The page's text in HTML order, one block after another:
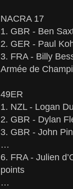
NACRA 17
1. GBR - Ben
2. GER - Paul
3. FRA - Billy
Armée de
49ER
1. NZL - Logan
2. GBR - Dylan
3. GBR - John
…
6. FRA - Julien
points
…